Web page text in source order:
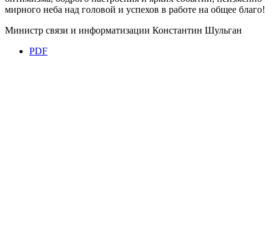
мирного неба над головой и успехов в работе на общее благо!
Министр связи и информатизации Константин Шульган
PDF